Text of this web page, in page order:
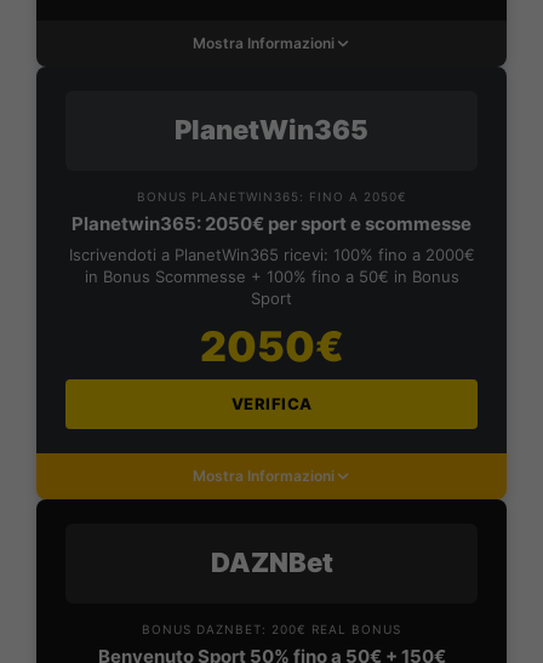
Mostra Informazioni
PlanetWin365
BONUS PLANETWIN365: FINO A 2050€
Planetwin365: 2050€ per sport e scommesse
Iscrivendoti a PlanetWin365 ricevi: 100% fino a 2000€
in Bonus Scommesse + 100% fino a 50€ in Bonus
Sport
2050€
VERIFICA
Mostra Informazioni
DAZNBet
BONUS DAZNBET: 200€ REAL BONUS
Benvenuto Sport 50% fino a 50€ + 150€